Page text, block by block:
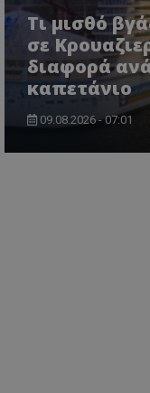
Τι μισθό
σε
διαφορά
καπετάνιο
09.08.2026 - 07:01